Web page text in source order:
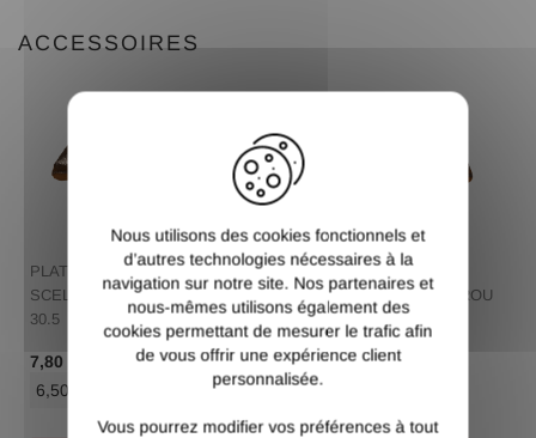
ACCESSOIRES
PLATINE CACHE
SCELLEMENT 60X60 TROU
30.5
7,80 €
/ Pce TTC
6,50 €
PLATINE CACHE
SCELLEMENT 60X60 TROU
30.5
7,80 €/ Pce TTC
6,50 €
Nous utilisons des cookies fonctionnels et
d’autres technologies nécessaires à la
navigation sur notre site. Nos partenaires et
nous-mêmes utilisons également des
cookies permettant de mesurer le trafic afin
de vous offrir une expérience client
personnalisée.
Vous pourrez modifier vos préférences à tout